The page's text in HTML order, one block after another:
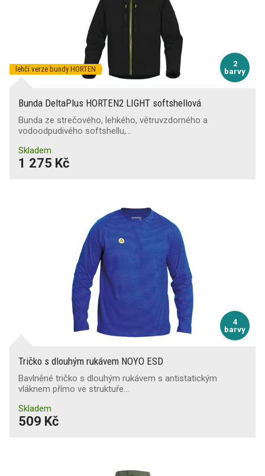
2
barvy
lehčí verze bundy HORTEN
Bunda DeltaPlus HORTEN2 LIGHT softshellová
Bunda ze strečového, lehkého, větruvzdorného a
vodoodpudivého softshellu,…
Skladem
1 275 Kč
4
barvy
Tričko s dlouhým rukávem NOYO ESD
Bavlněné tričko s dlouhým rukávem s antistatickým
vláknem přímo ve struktuře…
Skladem
509 Kč